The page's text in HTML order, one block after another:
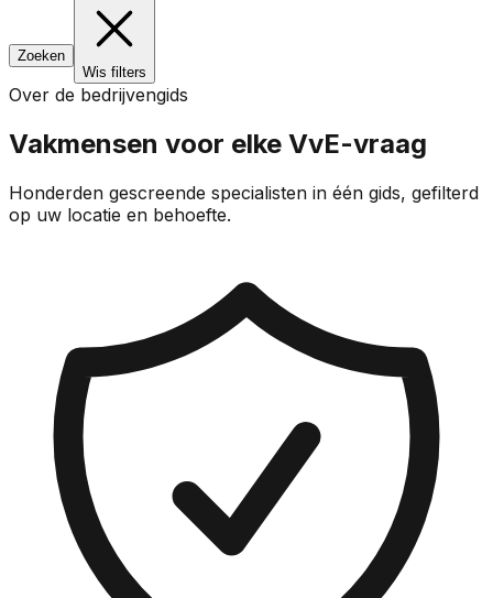
Zoeken
Wis filters
Over de bedrijvengids
Vakmensen voor elke VvE-vraag
Honderden gescreende specialisten in één gids, gefilterd
op uw locatie en behoefte.